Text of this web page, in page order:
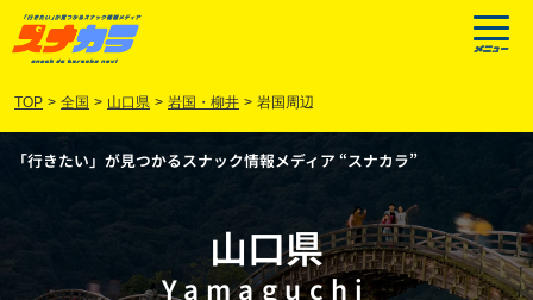
TOP > 全国 > 山口県 > 岩国・柳井 > 岩国周辺
「行きたい」が見つかるスナック情報メディア “スナカラ”
山口県
Yamaguchi